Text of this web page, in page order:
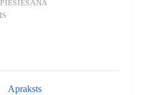
PIESIEŠANA
Apraksts